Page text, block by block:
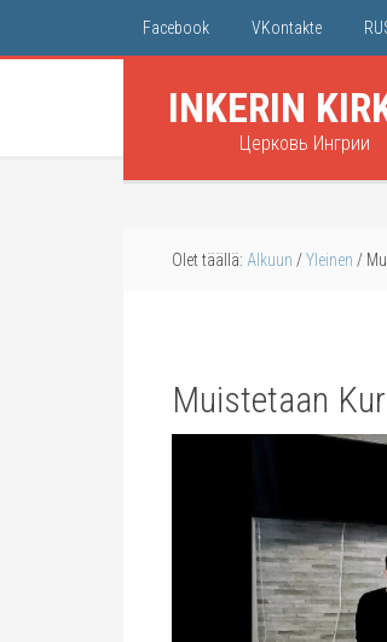
Facebook VKontakte
INKERIN
Церковь Ингрии
Olet täällä: Alkuun /Yleinen /
Muistetaan